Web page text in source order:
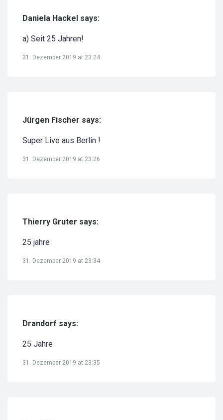
Daniela Hackel says:
a) Seit 25 Jahren!
31. Dezember 2019 at 23:24
Jürgen Fischer says:
Super Live aus Berlin !
31. Dezember 2019 at 23:26
Thierry Gruter says:
25 jahre
31. Dezember 2019 at 23:34
Drandorf says:
25 Jahre
31. Dezember 2019 at 23:35